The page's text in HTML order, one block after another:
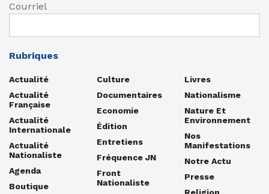
Courriel
Rubriques
Actualité
Actualité
Française
Actualité
Internationale
Actualité
Nationaliste
Agenda
Boutique
Culture
Documentaires
Economie
Édition
Entretiens
Fréquence JN
Front
Nationaliste
Livres
Nationalisme
Nature Et
Environnement
Nos
Manifestations
Notre Actu
Presse